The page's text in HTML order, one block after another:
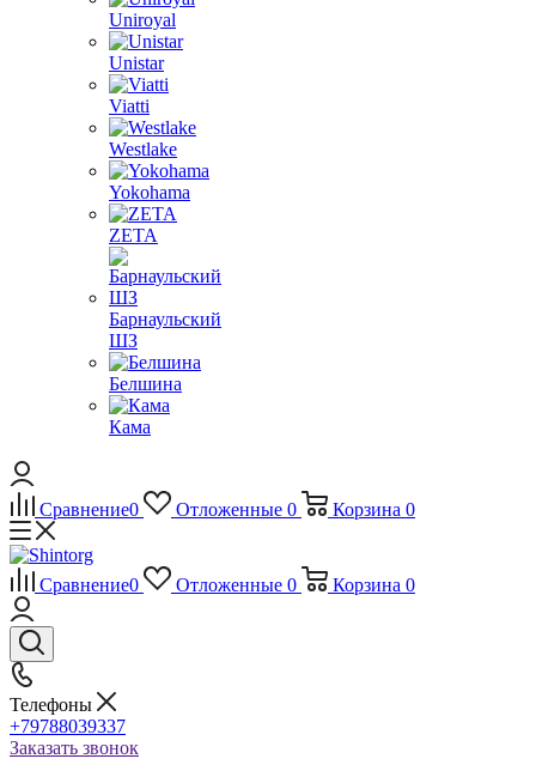
Uniroyal
Unistar
Viatti
Westlake
Yokohama
ZETA
Барнаульский
ШЗ
Белшина
Кама
Сравнение0 Отложенные 0 Корзина 0
Сравнение0 Отложенные 0 Корзина 0
Телефоны
+79788039337
Заказать звонок